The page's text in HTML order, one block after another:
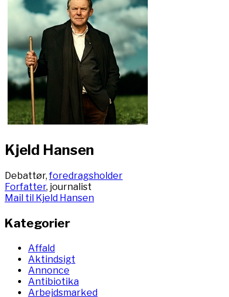
Kjeld Hansen
Debattør,foredragsholder
Forfatter, journalist
Mail til Kjeld Hansen
Kategorier
Affald
Aktindsigt
Annonce
Antibiotika
Arbejdsmarked